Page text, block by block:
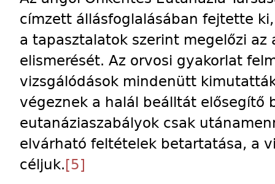
címzett állásfoglalásában fejtette
a tapasztalatok szerint megelőzi
elismerését. Az orvosi gyakorlat
vizsgálódások mindenütt
végeznek a halál beálltát elősegítő
eutanáziaszabályok csak
elvárható feltételek betartatása, a
céljuk.[5]